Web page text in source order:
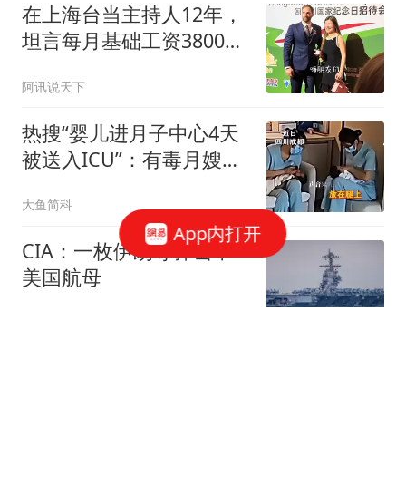
在上海台当主持人12年，
坦言每月基础工资3800，
阿讯说天下
热搜“婴儿进月子中心4天
被送入ICU”：有毒月嫂，
大鱼简科
CIA：一枚伊朗导弹击中
美国航母
App内打开